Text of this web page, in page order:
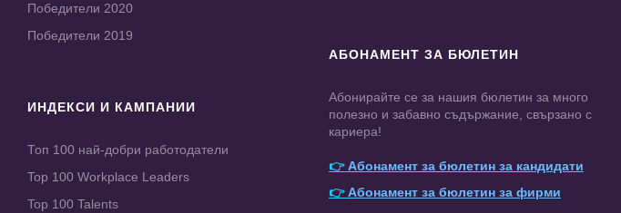
Победители 2020
Победители 2019
ИНДЕКСИ И КАМПАНИИ
Топ 100 най-добри работодатели
Top 100 Workplace Leaders
Top 100 Talents
АБОНАМЕНТ ЗА БЮЛЕТИН
Абонирайте се за нашия бюлетин за много
полезно и забавно съдържание, свързано с
кариера!
👉Абонамент за бюлетин за кандидати
👉Абонамент за бюлетин за фирми